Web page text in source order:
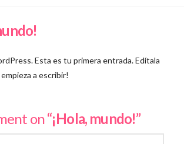
Esta es tu primera entrada. Edítala
a escribir!
on“¡Hola, mundo!”